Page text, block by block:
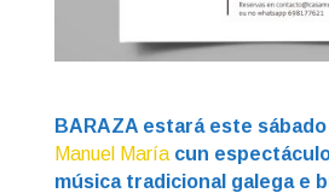
BARAZA estará este
Manuel Maríacun
música tradicional galega e